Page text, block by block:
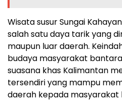
Wisata susur Sungai
salah satu daya tarik yang
maupun luar daerah.
budaya masyarakat
suasana khas Kalimantan
tersendiri yang mampu
daerah kepada masyarakat